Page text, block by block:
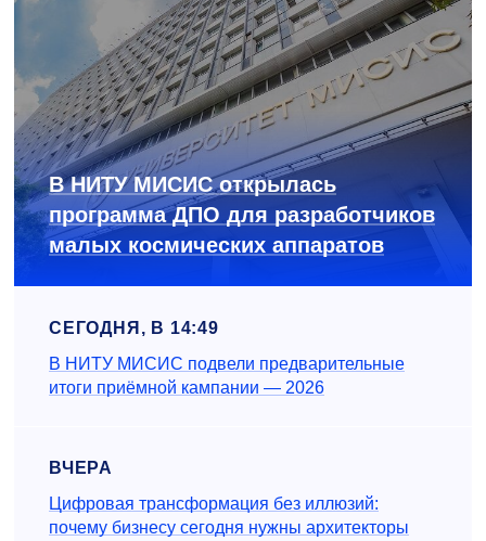
В НИТУ МИСИС открылась
программа ДПО для разработчиков
малых космических аппаратов
СЕГОДНЯ, В 14:49
В НИТУ МИСИС подвели предварительные
итоги приёмной кампании — 2026
ВЧЕРА
Цифровая трансформация без иллюзий:
почему бизнесу сегодня нужны архитекторы